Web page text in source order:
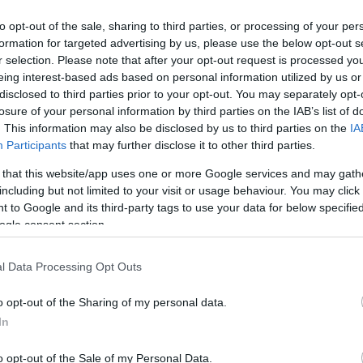
opt-out of the sale, sharing to third parties, or processing of your
for targeted advertising by us, please use the below opt-out
selection. Please note that after your opt-out request is processed
interest-based ads based on personal information utilized by us
to third parties prior to your opt-out. You may separately
of your personal information by third parties on the IAB’s list of
This information may also be disclosed by us to third parties on the
Participants that may further disclose it to other third parties.
that this website/app uses one or more Google services and may
but not limited to your visit or usage behaviour. You may
to Google and its third-party tags to use your data for below
consent section.
Data Processing Opt Outs
opt-out of the Sharing of my personal data.
opt-out of the Sale of my Personal Data.
τη βοήθεια φίλων του στο καταφύγιο Κάκαλος,
καθώς έχει υποστεί κακώσεις στην πλάτη και
και μια ομάδα της 2ης ΕΜΑΚ οι οποίες μετέφεραν τον
να τον παραλάβει ελικόπτερο προκειμένου να